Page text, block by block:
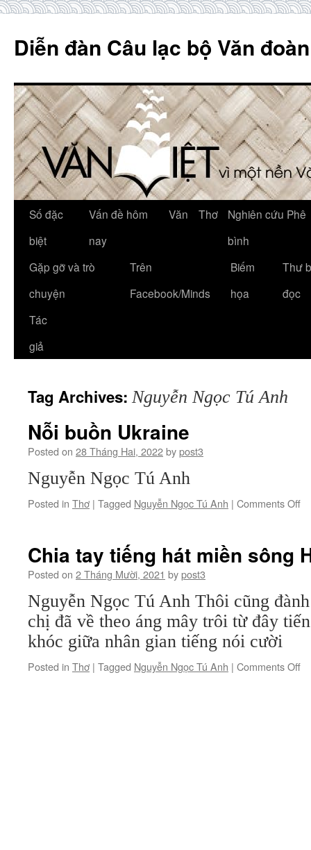
content
Diễn đàn Câu lạc bộ Văn
Số đặc
biệt
Vấn đề hôm
nay
Văn Thơ
Nghiên cứu Phê
bình
Gặp gỡ và trò
chuyện
Trên
Facebook/Minds
Biếm
họa
Thư
đọc
Tác
giả
Tag Archives: Nguyễn Ngọc Tú Anh
Nỗi buồn Ukraine
Posted on 28 Tháng Hai, 2022bypost3
Nguyễn Ngọc Tú Anh
Posted in Thơ | Tagged Nguyễn Ngọc Tú Anh | Comments Offon
Chia tay tiếng hát miền sông
Posted on 2 Tháng Mười, 2021 bypost3
Nguyễn Ngọc Tú Anh Thôi cũng
chị đã về theo áng mây trôi từ đây
khóc giữa nhân gian tiếng nói cười
Posted in Thơ | Tagged Nguyễn Ngọc Tú Anh | Comments Offon